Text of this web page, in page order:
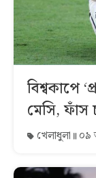
বিশ্বকাপে
মেসি, ফাঁস
খেলাধুলা ০৯